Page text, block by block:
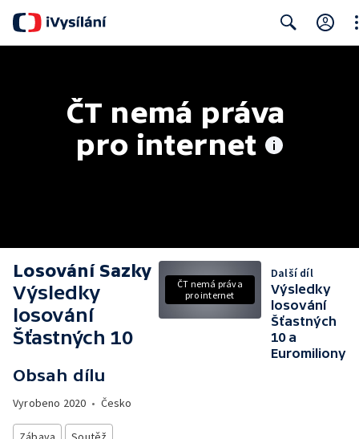
ČT nemá práva
pro internet
Losování Sazky
Výsledky
losování
Šťastných 10
Obsah dílu
Vyrobeno 2020 • Česko
ČT nemá práva
pro internet
Další díl
Výsledky
losování
Šťastných
10 a
Euromiliony